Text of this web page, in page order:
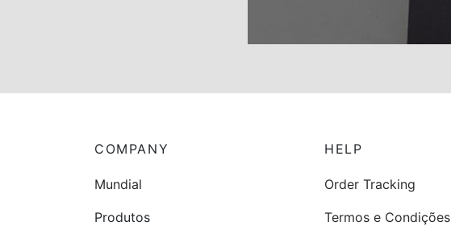
COMPANY
Mundial
Produtos
HELP
Order Tracking
Termos e Condições